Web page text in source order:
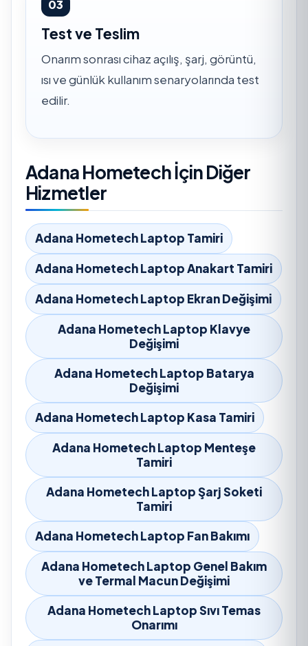
03
Test ve Teslim
Onarım sonrası cihaz açılış, şarj, görüntü,
ısı ve günlük kullanım senaryolarında test
edilir.
Adana Hometech İçin Diğer
Hizmetler
Adana Hometech Laptop Tamiri
Adana Hometech Laptop Anakart Tamiri
Adana Hometech Laptop Ekran Değişimi
Adana Hometech Laptop Klavye
Değişimi
Adana Hometech Laptop Batarya
Değişimi
Adana Hometech Laptop Kasa Tamiri
Adana Hometech Laptop Menteşe
Tamiri
Adana Hometech Laptop Şarj Soketi
Tamiri
Adana Hometech Laptop Fan Bakımı
Adana Hometech Laptop Genel Bakım
ve Termal Macun Değişimi
Adana Hometech Laptop Sıvı Temas
Onarımı